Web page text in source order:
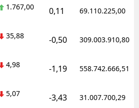
1.767,00 0,11 69.110.225,00
35,88 -0,50 309.003.910,80
4,98 -1,19 558.742.666,51
5,07 -3,43 31.007.700,29